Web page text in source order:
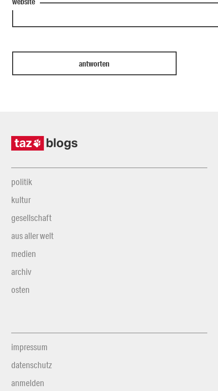
politik
kultur
gesellschaft
aus aller welt
medien
archiv
osten
impressum
datenschutz
anmelden